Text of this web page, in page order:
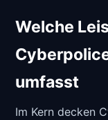
Welche
umfasst
Im Kern decken